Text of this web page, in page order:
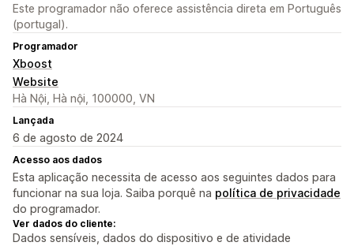
Este programador não oferece assistência direta em Português
(portugal).
Programador
Xboost
Website
Hà Nội, Hà nội, 100000, VN
Lançada
6 de agosto de 2024
Acesso aos dados
Esta aplicação necessita de acesso aos seguintes dados para
funcionar na sua loja. Saiba porquê na política de privacidade
do programador.
Ver dados do cliente:
Dados sensíveis, dados do dispositivo e de atividade